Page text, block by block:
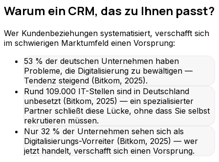
Warum ein CRM, das zu Ihnen passt?
Wer Kundenbeziehungen systematisiert, verschafft sich
im schwierigen Marktumfeld einen Vorsprung:
53 % der deutschen Unternehmen haben
Probleme, die Digitalisierung zu bewältigen —
Tendenz steigend (Bitkom, 2025).
Rund 109.000 IT-Stellen sind in Deutschland
unbesetzt (Bitkom, 2025) — ein spezialisierter
Partner schließt diese Lücke, ohne dass Sie selbst
rekrutieren müssen.
Nur 32 % der Unternehmen sehen sich als
Digitalisierungs-Vorreiter (Bitkom, 2025) — wer
jetzt handelt, verschafft sich einen Vorsprung.